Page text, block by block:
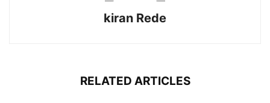
kiran Rede
RELATED ARTICLES